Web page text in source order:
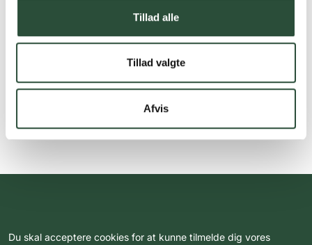
Tillad alle
Tillad valgte
Afvis
Du skal acceptere cookies for at kunne tilmelde dig vores